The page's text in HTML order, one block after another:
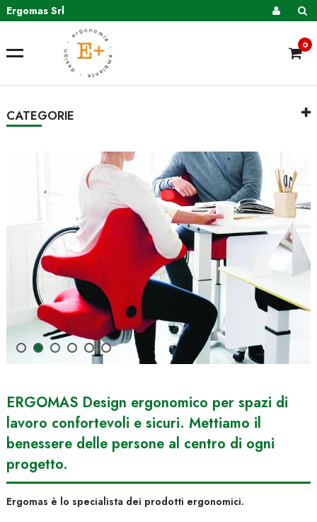
Ergomas Srl
0
CATEGORIE
ERGOMAS Design ergonomico per spazi di
lavoro confortevoli e sicuri. Mettiamo il
benessere delle persone al centro di ogni
progetto.
Ergomas è lo specialista dei prodotti ergonomici.